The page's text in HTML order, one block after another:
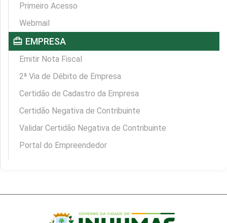
Primeiro Acesso
Webmail
card_travel EMPRESA
Emitir Nota Fiscal
2ª Via de Débito de Empresa
Certidão de Cadastro da Empresa
Certidão Negativa de Contribuinte
Validar Certidão Negativa de Contribuinte
Portal do Empreendedor